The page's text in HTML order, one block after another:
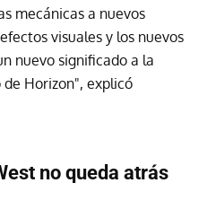
mecánicas a nuevos
visuales y los nuevos
nuevo significado a la
Horizon", explicó
no queda atrás